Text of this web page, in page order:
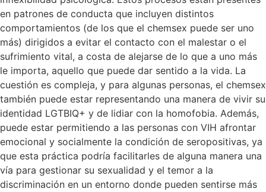
en patrones de conducta que incluyen distintos
comportamientos (de los que el chemsex puede ser uno
más) dirigidos a evitar el contacto con el malestar o el
sufrimiento vital, a costa de alejarse de lo que a uno más
le importa, aquello que puede dar sentido a la vida. La
cuestión es compleja, y para algunas personas, el chemsex
también puede estar representando una manera de vivir su
identidad LGTBIQ+ y de lidiar con la homofobia. Además,
puede estar permitiendo a las personas con VIH afrontar
emocional y socialmente la condición de seropositivas, ya
que esta práctica podría facilitarles de alguna manera una
vía para gestionar su sexualidad y el temor a la
discriminación en un entorno donde pueden sentirse más